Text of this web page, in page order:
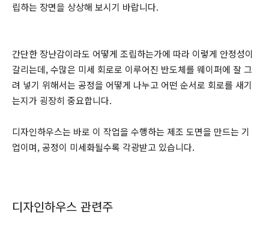
립하는 장면을 상상해 보시기 바랍니다.
간단한 장난감이라도 어떻게 조립하는가에 따라 이렇게 안정성이
갈리는데, 수많은 미세 회로로 이루어진 반도체를 웨이퍼에 잘 그
려 넣기 위해서는 공정을 어떻게 나누고 어떤 순서로 회로를 새기
는지가 굉장히 중요합니다.
디자인하우스는 바로 이 작업을 수행하는 제조 도면을 만드는 기
업이며, 공정이 미세화될수록 각광받고 있습니다.
디자인하우스 관련주